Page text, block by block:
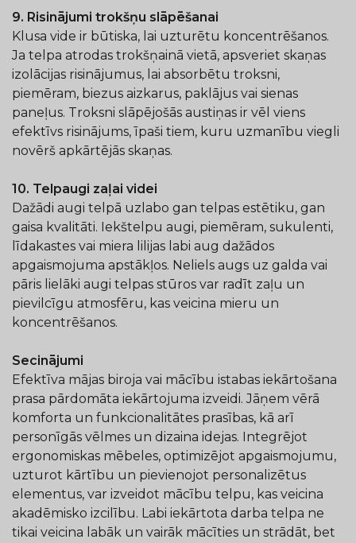
9. Risinājumi trokšņu slāpēšanai
Klusa vide ir būtiska, lai uzturētu koncentrēšanos.
Ja telpa atrodas trokšņainā vietā, apsveriet skaņas
izolācijas risinājumus, lai absorbētu troksni,
piemēram, biezus aizkarus, paklājus vai sienas
paneļus. Troksni slāpējošās austiņas ir vēl viens
efektīvs risinājums, īpaši tiem, kuru uzmanību viegli
novērš apkārtējās skaņas.
10. Telpaugi zaļai videi
Dažādi augi telpā uzlabo gan telpas estētiku, gan
gaisa kvalitāti. Iekštelpu augi, piemēram, sukulenti,
līdakastes vai miera lilijas labi aug dažādos
apgaismojuma apstākļos. Neliels augs uz galda vai
pāris lielāki augi telpas stūros var radīt zaļu un
pievilcīgu atmosfēru, kas veicina mieru un
koncentrēšanos.
Secinājumi
Efektīva mājas biroja vai mācību istabas iekārtošana
prasa pārdomāta iekārtojuma izveidi. Jāņem vērā
komforta un funkcionalitātes prasības, kā arī
personīgās vēlmes un dizaina idejas. Integrējot
ergonomiskas mēbeles, optimizējot apgaismojumu,
uzturot kārtību un pievienojot personalizētus
elementus, var izveidot mācību telpu, kas veicina
akadēmisko izcilību. Labi iekārtota darba telpa ne
tikai veicina labāk un vairāk mācīties un strādāt, bet